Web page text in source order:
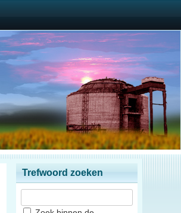
Trefwoord zoeken